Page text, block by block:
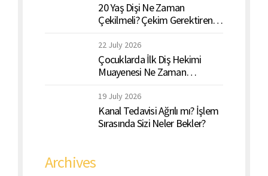
20 Yaş Dişi Ne Zaman
Çekilmeli? Çekim Gerektiren
22 July 2026
Çocuklarda İlk Diş Hekimi
Muayenesi Ne Zaman
19 July 2026
Kanal Tedavisi Ağrılı mı? İşlem
Sırasında Sizi Neler Bekler?
Archives